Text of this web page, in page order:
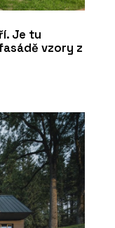
Je tu
vzory z